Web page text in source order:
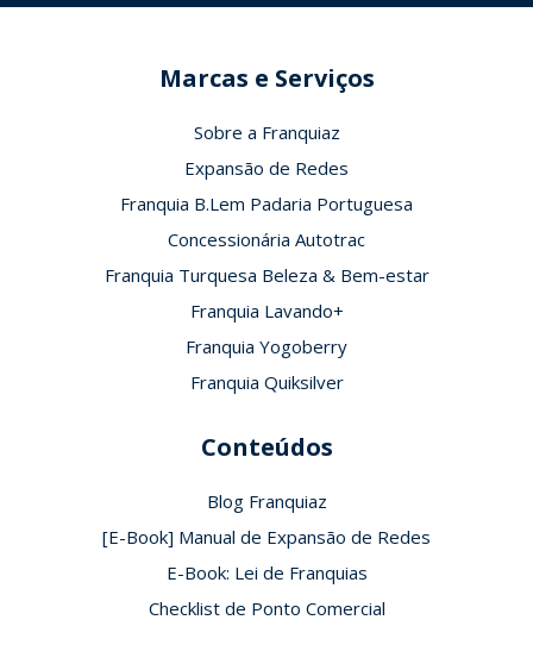
Marcas e Serviços
Sobre a Franquiaz
Expansão de Redes
Franquia B.Lem Padaria Portuguesa
Concessionária Autotrac
Franquia Turquesa Beleza & Bem-estar
Franquia Lavando+
Franquia Yogoberry
Franquia Quiksilver
Conteúdos
Blog Franquiaz
[E-Book] Manual de Expansão de Redes
E-Book: Lei de Franquias
Checklist de Ponto Comercial